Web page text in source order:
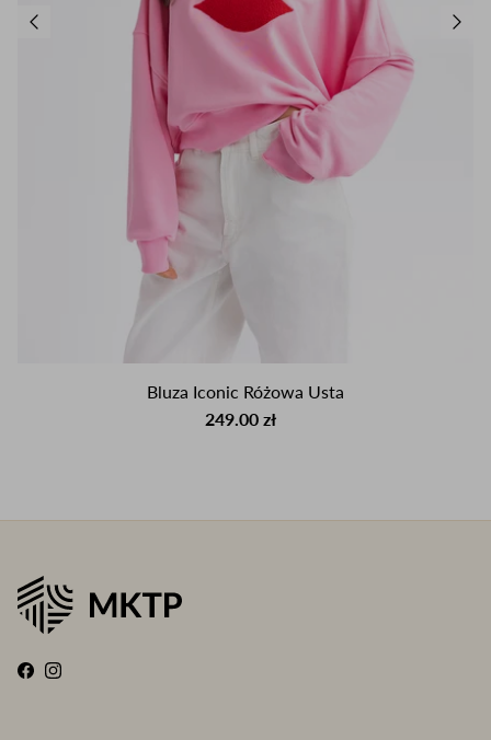
Bluza Iconic Różowa Usta
249.00 zł
Facebook
Instagram